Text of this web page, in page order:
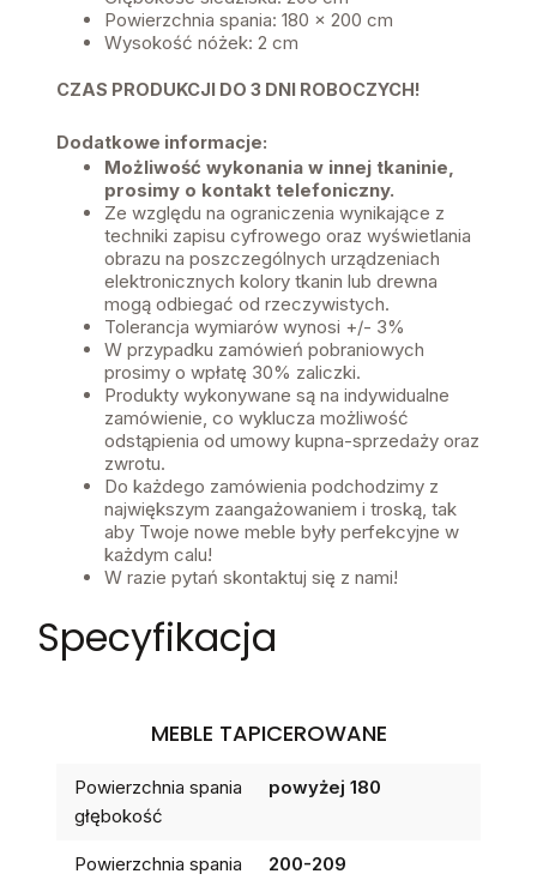
Powierzchnia spania: 180 x 200 cm
Wysokość nóżek: 2 cm
CZAS PRODUKCJI DO 3 DNI ROBOCZYCH!
Dodatkowe informacje:
Możliwość wykonania w innej tkaninie,
prosimy o kontakt telefoniczny.
Ze względu na ograniczenia wynikające z
techniki zapisu cyfrowego oraz wyświetlania
obrazu na poszczególnych urządzeniach
elektronicznych kolory tkanin lub drewna
mogą odbiegać od rzeczywistych.
Tolerancja wymiarów wynosi +/- 3%
W przypadku zamówień pobraniowych
prosimy o wpłatę 30% zaliczki.
Produkty wykonywane są na indywidualne
zamówienie, co wyklucza możliwość
odstąpienia od umowy kupna-sprzedaży oraz
zwrotu.
Do każdego zamówienia podchodzimy z
największym zaangażowaniem i troską, tak
aby Twoje nowe meble były perfekcyjne w
każdym calu!
W razie pytań skontaktuj się z nami!
Specyfikacja
MEBLE TAPICEROWANE
Powierzchnia spania
głębokość
powyżej 180
Powierzchnia spania
200-209